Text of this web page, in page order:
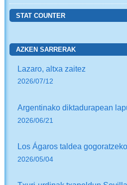
STAT COUNTER
AZKEN SARRERAK
Lazaro, altxa zaitez
2026/07/12
Argentinako diktadurapean
2026/06/21
Los Ágaros taldea
2026/05/04